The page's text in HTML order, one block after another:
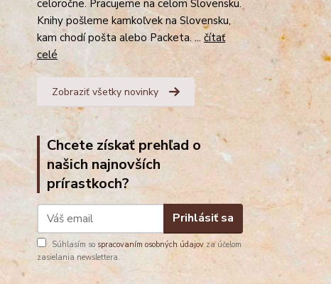
celoročne. Pracujeme na celom Slovensku.
Knihy pošleme kamkoľvek na Slovensku,
kam chodí pošta alebo Packeta. ... čítať
celé
Zobraziť všetky novinky
Chcete získať prehľad o
našich najnovších
prírastkoch?
Prihlásiť sa
Súhlasím so spracovaním osobných údajov za účelom
zasielania newslettera.